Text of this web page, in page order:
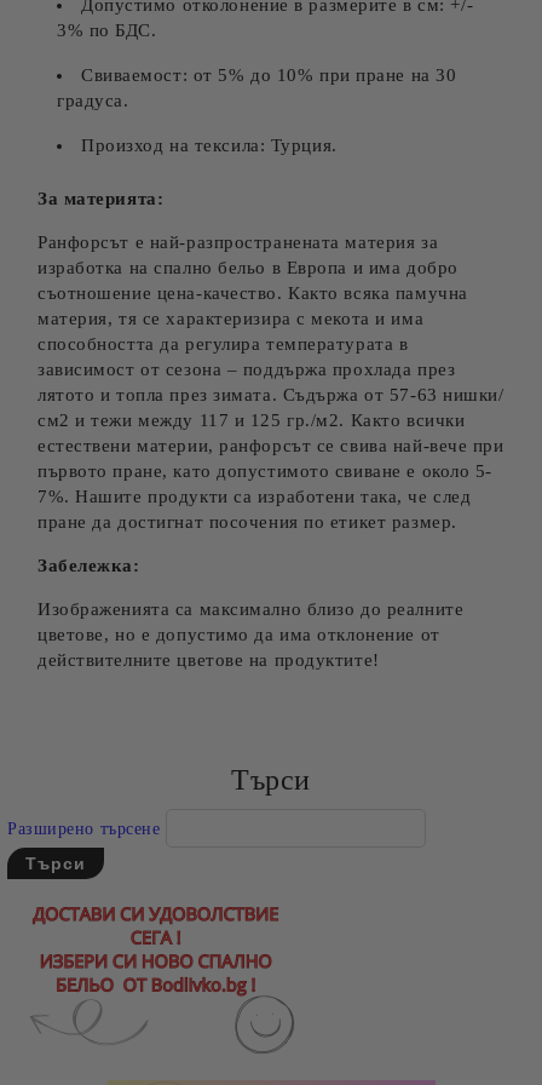
Допустимо отколонение в размерите в см: +/-
3% по БДС.
Свиваемост: от 5% до 10% при пране на 30
градуса.
Произход на тексила: Турция.
За материята:
Ранфорсът е най-разпространената материя за
изработка на спално бельо в Европа и има добро
съотношение цена-качество. Както всяка памучна
материя, тя се характеризира с мекота и има
способността да регулира температурата в
зависимост от сезона – поддържа прохлада през
лятото и топла през зимата. Съдържа от 57-63 нишки/
см2 и тежи между 117 и 125 гр./м2. Както всички
естествени материи, ранфорсът се свива най-вече при
първото пране, като допустимото свиване е около 5-
7%. Нашите продукти са изработени така, че след
пране да достигнат посочения по етикет размер.
Забележка:
Изображенията са максимално близо до реалните
цветове, но е допустимо да има отклонение от
действителните цветове на продуктите!
Търси
Разширено търсене